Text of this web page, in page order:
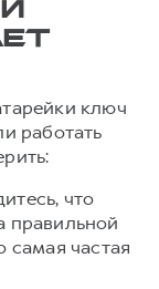
ключ
работать
что
правильной
самая частая